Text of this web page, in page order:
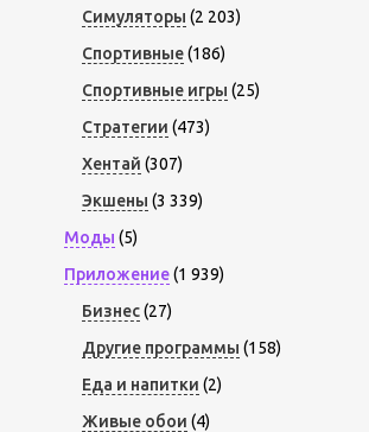
Симуляторы (2 203)
Спортивные(186)
Спортивные игры (25)
Стратегии (473)
Хентай (307)
Экшены (3 339)
Моды (5)
Приложение(1 939)
Бизнес(27)
Другие программы (158)
Еда и напитки (2)
Живые обои (4)